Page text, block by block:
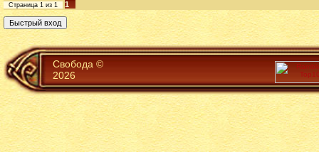
Страница 1 из 1 1
Свобода ©
2026